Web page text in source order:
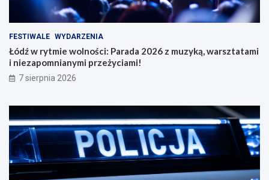
FESTIWALE WYDARZENIA
Łódź w rytmie wolności: Parada 2026 z muzyką, warsztatami
i niezapomnianymi przeżyciami!
7 sierpnia 2026